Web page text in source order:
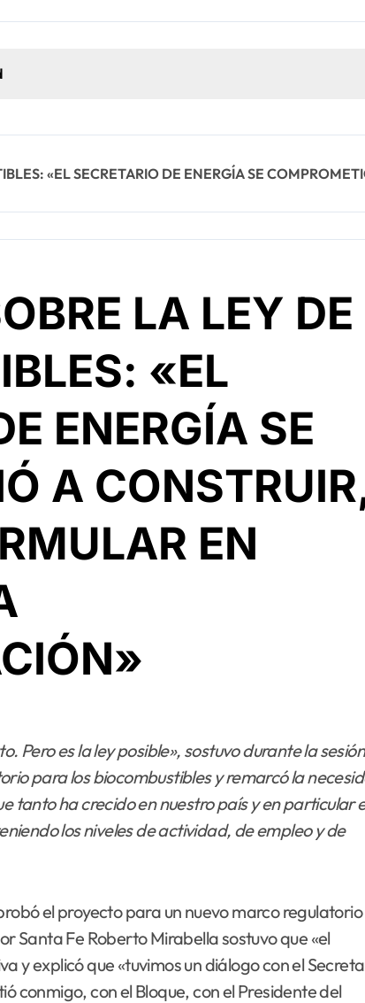
«EL SECRETARIO DE ENERGÍA SE
LA LEY DE
«EL
ENERGÍA SE
A
EN
para los biocombustibles y remarcó la
tanto ha crecido en nuestro país y en particular
los niveles de actividad, de empleo y de
el proyecto para un nuevo marco
Santa Fe Roberto Mirabella sostuvo que «el
y explicó que «tuvimos un diálogo con el
conmigo, con el Bloque, con el Presidente del